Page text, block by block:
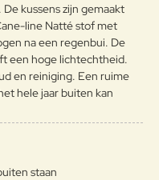
niet vertaald!
Goed
kussens zijn gemaakt
line Natté stof met
na een regenbui. De
een hoge lichtechtheid.
en reiniging. Een ruime
hele jaar buiten kan
staan